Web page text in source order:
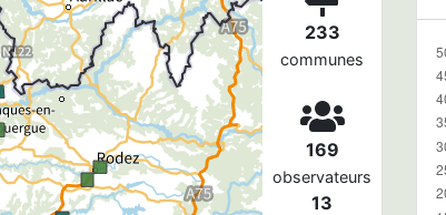
233
communes
169
observateurs
13